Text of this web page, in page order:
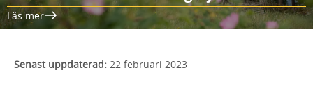
Läs mer
Senast uppdaterad: 22 februari 2023